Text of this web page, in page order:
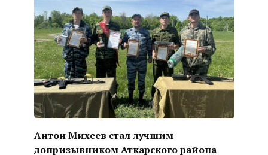
Антон Михеев стал лучшим
допризывником Аткарского района